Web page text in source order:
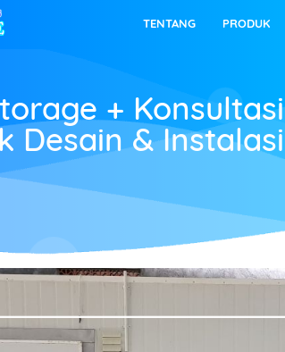
TENTANG PRODUK
+ Konsultasi
Desain & Instalasi